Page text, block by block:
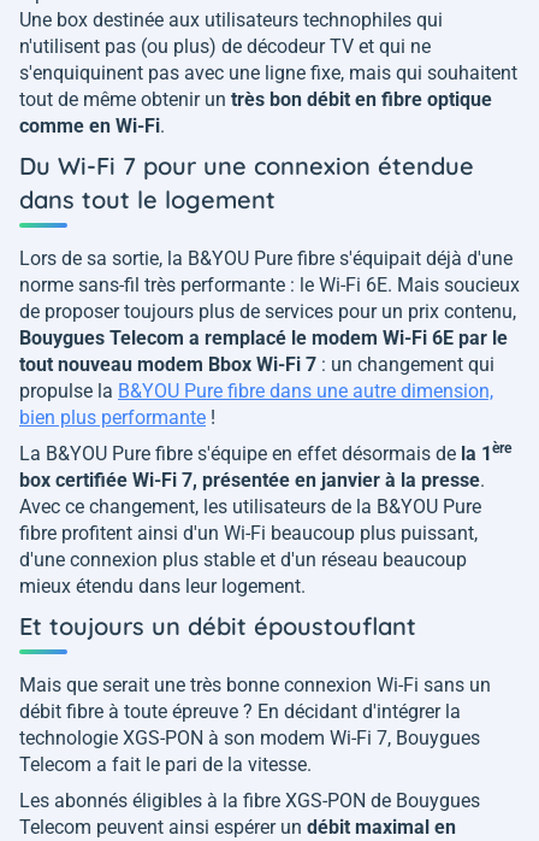
Une box destinée aux utilisateurs technophiles qui
n'utilisent pas (ou plus) de décodeur TV et qui ne
s'enquiquinent pas avec une ligne fixe, mais qui souhaitent
tout de même obtenir un très bon débit en fibre optique
comme en Wi-Fi.
Du Wi-Fi 7 pour une connexion étendue
dans tout le logement
Lors de sa sortie, la B&YOU Pure fibre s'équipait déjà d'une
norme sans-fil très performante : le Wi-Fi 6E. Mais soucieux
de proposer toujours plus de services pour un prix contenu,
Bouygues Telecom a remplacé le modem Wi-Fi 6E par le
tout nouveau modem Bbox Wi-Fi 7 : un changement qui
propulse la B&YOU Pure fibre dans une autre dimension,
bien plus performante !
La B&YOU Pure fibre s'équipe en effet désormais de la 1 ère
box certifiée Wi-Fi 7, présentée en janvier à la presse.
Avec ce changement, les utilisateurs de la B&YOU Pure
fibre profitent ainsi d'un Wi-Fi beaucoup plus puissant,
d'une connexion plus stable et d'un réseau beaucoup
mieux étendu dans leur logement.
Et toujours un débit époustouflant
Mais que serait une très bonne connexion Wi-Fi sans un
débit fibre à toute épreuve ? En décidant d'intégrer la
technologie XGS-PON à son modem Wi-Fi 7, Bouygues
Telecom a fait le pari de la vitesse.
Les abonnés éligibles à la fibre XGS-PON de Bouygues
Telecom peuvent ainsi espérer un débit maximal en